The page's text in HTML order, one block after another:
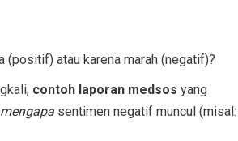
(positif) atau karena marah (negatif)?
contoh laporan medsos yang
mengapa sentimen negatif muncul (misal: